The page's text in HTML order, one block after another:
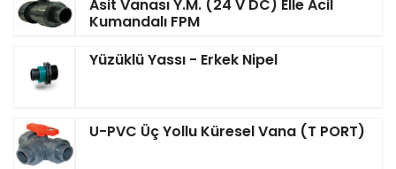
Asit Vanası Y.M. (24 V DC) Elle Acil
Kumandalı FPM
Yüzüklü Yassı - Erkek Nipel
U-PVC Üç Yollu Küresel Vana (T PORT)